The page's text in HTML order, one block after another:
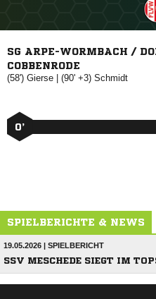
SG ARPE-WORMBACH /
COBBENRODE
(58')  | (90' +3) 
0’
SPIELBERICHTE & NEWS
19.05.2026 | SPIELBERICHT
SSV MESCHEDE SIEGT IM